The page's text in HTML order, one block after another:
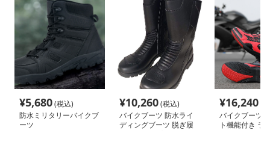
¥5,680(税込)
防水ミリタリーバイクブ
ーツ
¥10,260(税込)
バイクブーツ 防水ライ
ディングブーツ 脱ぎ履
¥16,240
バイクブーツ
ト機能付き ラ